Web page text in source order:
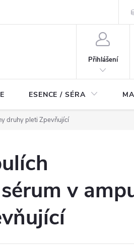
Přihlášení
ESENCE / SÉRA
druhy pleti Zpevňující
v